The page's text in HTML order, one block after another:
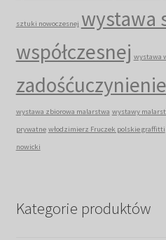
sztuki nowoczesnej wystawa
współczesnej wystawa
wystawa zbiorowa malarstwa wystawy
prywatne włodzimierz Fruczek polskie graffitti
nowicki
Kategorie produktów